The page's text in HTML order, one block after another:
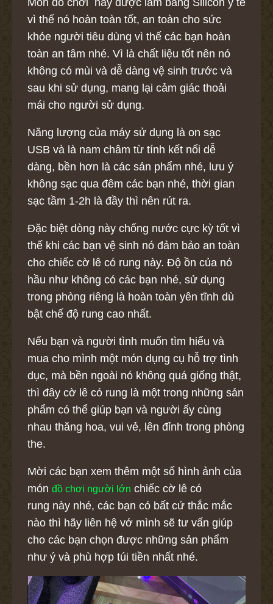
vì thế nó hoàn toàn tốt, an toàn cho sức
khỏe người tiêu dùng vì thế các bạn hoàn
toàn an tâm nhé. Vì là chất liệu tốt nên nó
không có mùi và dễ dàng vệ sinh trước và
sau khi sử dụng, mang lại cảm giác thoải
mái cho người sử dụng.
Năng lượng của máy sử dụng là on sạc
USB và là nam châm từ tính kết nối dễ
dàng, bền hơn là các sản phẩm nhé, lưu ý
không sạc qua đêm các bạn nhé, thời gian
sạc tầm 1-2h là đầy thì nên rút ra.
Đặc biệt dòng này chống nước cực kỳ tốt vì
thế khi các bạn vệ sinh nó đảm bảo an toàn
cho chiếc cờ lê có rung này. Độ ồn của nó
hầu như không có các bạn nhé, sử dụng
trong phòng riêng là hoàn toàn yên tĩnh dù
bật chế độ rung cao nhất.
Nếu bạn và người tình muốn tìm hiểu và
mua cho mình một món dụng cụ hỗ trợ tình
dục, mà bền ngoài nó không quá giống thật,
thì đây cờ lê có rung là một trong những sản
phẩm có thể giúp bạn và người ấy cùng
nhau thăng hoa, vui vẻ, lên đỉnh trong phòng
the.
Mời các bạn xem thêm một số hình ảnh của
món đồ chơi người lớn chiếc cờ lê có
rung này nhé, các bạn có bất cứ thắc mắc
nào thì hãy liên hệ vớ mình sẽ tư vấn giúp
cho các bạn chọn được những sản phẩm
như ý và phù hợp túi tiền nhất nhé.